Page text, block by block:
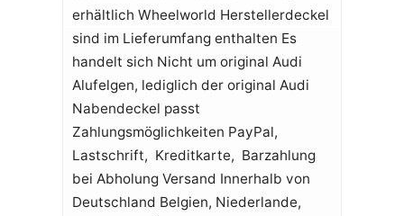
erhältlich Wheelworld Herstellerdeckel
sind im Lieferumfang enthalten Es
handelt sich Nicht um original Audi
Alufelgen, lediglich der original Audi
Nabendeckel passt
Zahlungsmöglichkeiten PayPal,
Lastschrift, Kreditkarte, Barzahlung
bei Abholung Versand Innerhalb von
Deutschland Belgien, Niederlande,